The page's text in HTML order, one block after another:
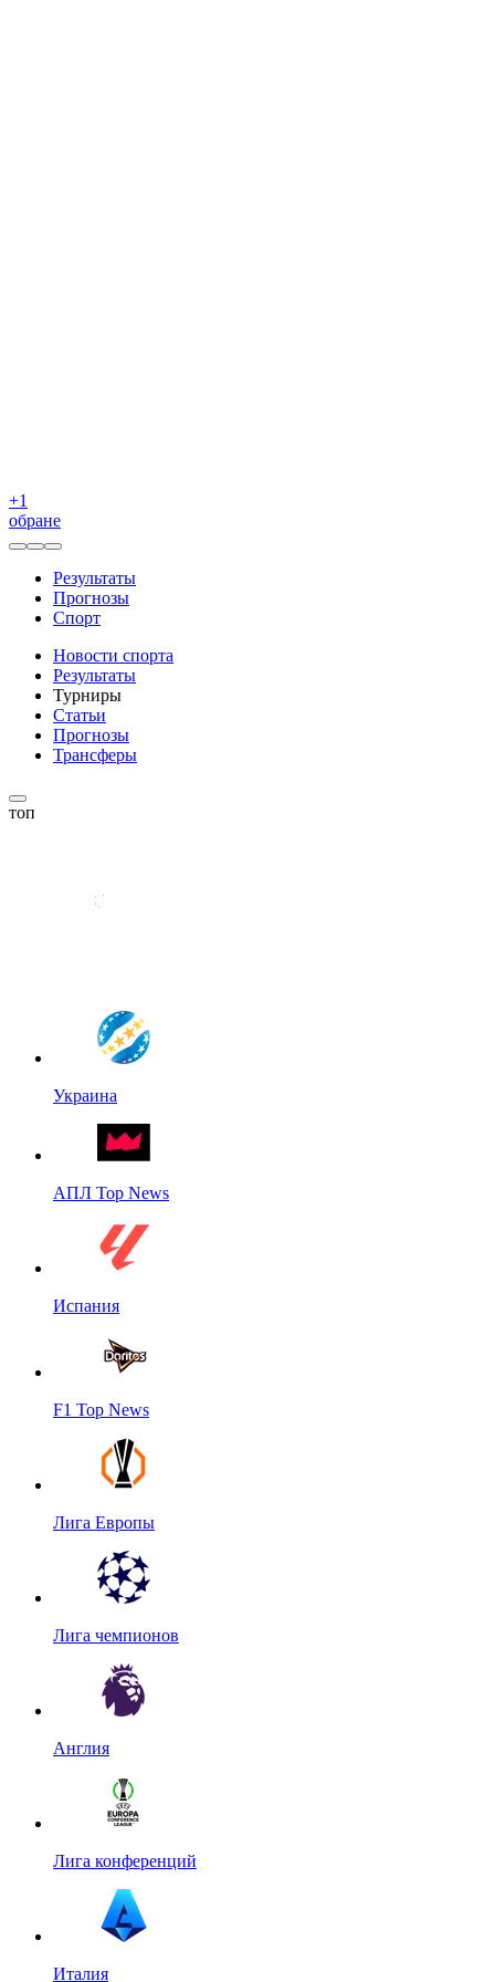
+1
обране
Результаты
Прогнозы
Спорт
Новости спорта
Результаты
Турниры
Статьи
Прогнозы
Трансферы
топ
Украина
АПЛ Top News
Испания
F1 Top News
Лига Европы
Лига чемпионов
Англия
Лига конференций
Италия